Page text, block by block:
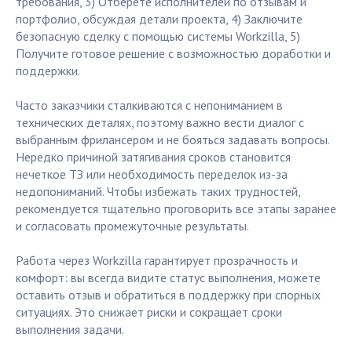
портфолио, обсуждая детали проекта, 4) Заключите
безопасную сделку с помощью системы Workzilla, 5)
Получите готовое решение с возможностью доработки и
поддержки.
Часто заказчики сталкиваются с непониманием в
технических деталях, поэтому важно вести диалог с
выбранным фрилансером и не бояться задавать вопросы.
Нередко причиной затягивания сроков становится
нечеткое ТЗ или необходимость переделок из-за
недопониманий. Чтобы избежать таких трудностей,
рекомендуется тщательно проговорить все этапы заранее
и согласовать промежуточные результаты.
Работа через Workzilla гарантирует прозрачность и
комфорт: вы всегда видите статус выполнения, можете
оставить отзыв и обратиться в поддержку при спорных
ситуациях. Это снижает риски и сокращает сроки
выполнения задачи.